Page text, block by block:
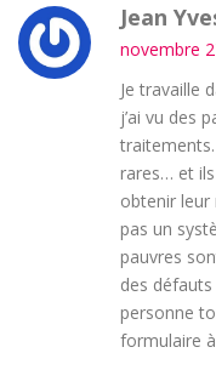
Jean
novembre
Je travaille
j’ai vu des
rares… et ils
obtenir leur
pas un
pauvres
des
personne
formulaire